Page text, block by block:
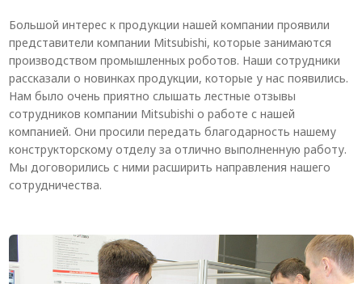
Алюминиевая промышленная мебель
Крейты и кассеты Subrack systems
Профиль строительного назначения
Радиаторный алюминиевый профиль NEW!
Лист алюминиевый
Метрический крепеж
Услуги дополнительной обработки профиля
Большой интерес к продукции нашей компании проявили
представители компании Mitsubishi, которые занимаются
производством промышленных роботов. Наши сотрудники
рассказали о новинках продукции, которые у нас появились.
Нам было очень приятно слышать лестные отзывы
сотрудников компании Mitsubishi о работе с нашей
компанией. Они просили передать благодарность нашему
конструкторскому отделу за отлично выполненную работу.
Мы договорились с ними расширить направления нашего
сотрудничества.